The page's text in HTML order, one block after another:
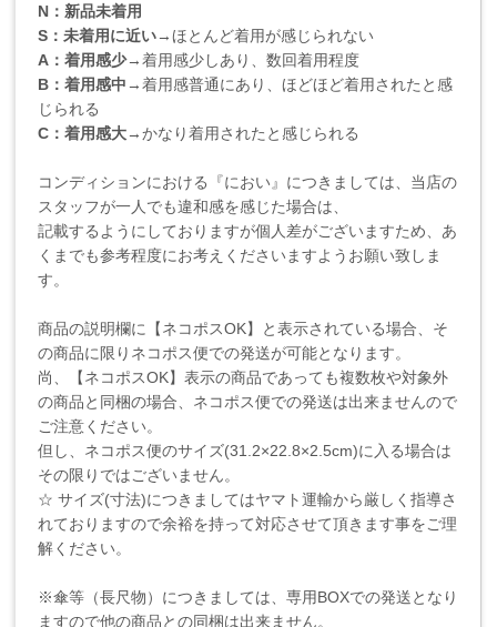
N：新品未着用
S：未着用に近い→ほとんど着用が感じられない
A：着用感少→着用感少しあり、数回着用程度
B：着用感中→着用感普通にあり、ほどほど着用されたと感
じられる
C：着用感大→かなり着用されたと感じられる
コンディションにおける『におい』につきましては、当店の
スタッフが一人でも違和感を感じた場合は、
記載するようにしておりますが個人差がございますため、あ
くまでも参考程度にお考えくださいますようお願い致しま
す。
商品の説明欄に【ネコポスOK】と表示されている場合、そ
の商品に限りネコポス便での発送が可能となります。
尚、【ネコポスOK】表示の商品であっても複数枚や対象外
の商品と同梱の場合、ネコポス便での発送は出来ませんので
ご注意ください。
但し、ネコポス便のサイズ(31.2×22.8×2.5cm)に入る場合は
その限りではございません。
☆ サイズ(寸法)につきましてはヤマト運輸から厳しく指導さ
れておりますので余裕を持って対応させて頂きます事をご理
解ください。
※傘等（長尺物）につきましては、専用BOXでの発送となり
ますので他の商品との同梱は出来ません。